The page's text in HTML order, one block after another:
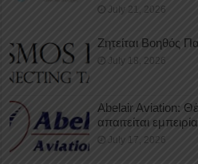
July 21, 2026
Ζητείται Βοηθός
July 18, 2026
Abelair Aviation:
απαιτείται
July 17, 2026